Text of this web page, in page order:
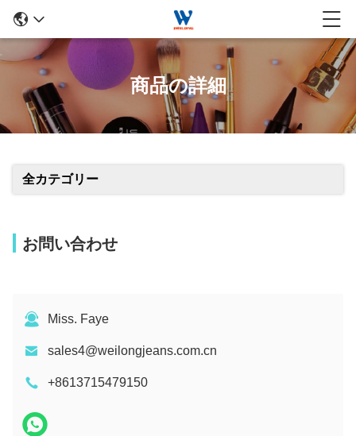
商品の詳細
全カテゴリー
お問い合わせ
Miss. Faye
sales4@weilongjeans.com.cn
+8613715479150